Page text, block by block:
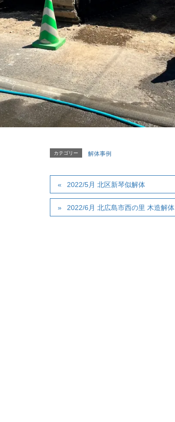
カテゴリー 解体事例
2022/5月 北区新琴似解体
2022/6月 北広島市西の里 木造解体